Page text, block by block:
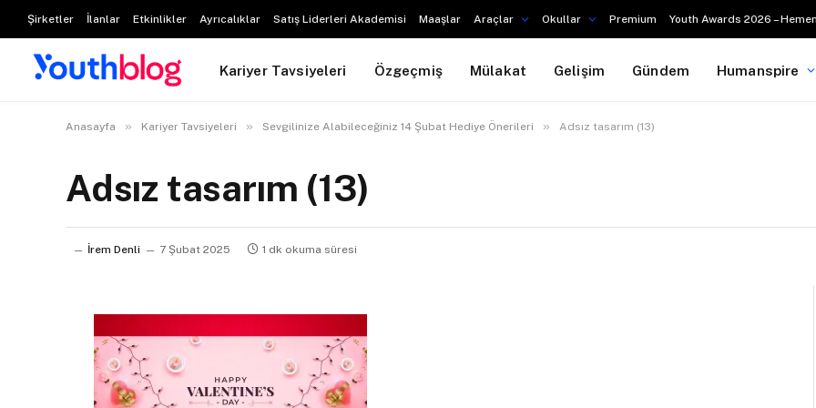
Şirketler İlanlar Etkinlikler Ayrıcalıklar Satış Liderleri Akademisi Maaşlar Araçlar Okullar Premium Youth Awards 2026 –
Kariyer Tavsiyeleri Özgeçmiş Mülakat Gelişim Gündem Humanspire
Anasayfa » Kariyer Tavsiyeleri » Sevgilinize Alabileceğiniz 14 Şubat Hediye Önerileri » Adsız tasarım (13)
Adsız tasarım (13)
İrem Denli 7 Şubat 2025 1 dk okuma süresi